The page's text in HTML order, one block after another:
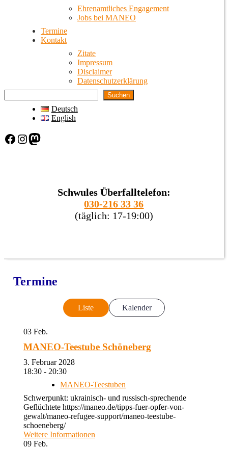
Ehrenamtliches Engagement
Jobs bei MANEO
Termine
Kontakt
Zitate
Impressum
Disclaimer
Datenschutzerklärung
Suchen
Deutsch
English
Facebook Instagram Mastodon
Schwules Überfalltelefon:
030-216 33 36
(täglich: 17-19:00)
Termine
Liste Kalender
03 Feb.
MANEO-Teestube Schöneberg
3. Februar 2028
18:30 - 20:30
MANEO-Teestuben
Schwerpunkt: ukrainisch- und russisch-sprechende
Geflüchtete https://maneo.de/tipps-fuer-opfer-von-
gewalt/maneo-refugee-support/maneo-teestube-
schoeneberg/
Weitere Informationen
09 Feb.